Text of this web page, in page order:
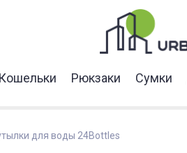
Кошельки Рюкзаки Сумки
для воды 24Bottles